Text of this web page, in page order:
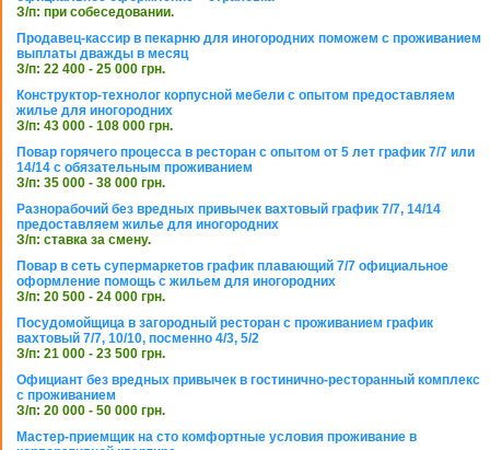
З/п: при собеседовании.
Продавец-кассир в пекарню для иногородних поможем с проживанием
выплаты дважды в месяц
З/п: 22 400 - 25 000 грн.
Конструктор-технолог корпусной мебели с опытом предоставляем
жилье для иногородних
З/п: 43 000 - 108 000 грн.
Повар горячего процесса в ресторан с опытом от 5 лет график 7/7 или
14/14 с обязательным проживанием
З/п: 35 000 - 38 000 грн.
Разнорабочий без вредных привычек вахтовый график 7/7, 14/14
предоставляем жилье для иногородних
З/п: ставка за смену.
Повар в сеть супермаркетов график плавающий 7/7 официальное
оформление помощь с жильем для иногородних
З/п: 20 500 - 24 000 грн.
Посудомойщица в загородный ресторан с проживанием график
вахтовый 7/7, 10/10, посменно 4/3, 5/2
З/п: 21 000 - 23 500 грн.
Официант без вредных привычек в гостинично-ресторанный комплекс
с проживанием
З/п: 20 000 - 50 000 грн.
Мастер-приемщик на сто комфортные условия проживание в